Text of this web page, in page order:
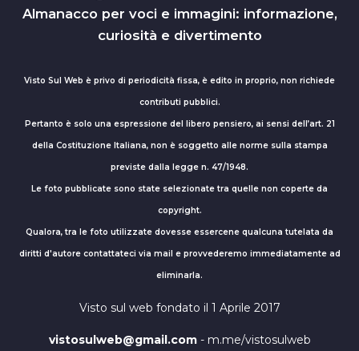
Almanacco per voci e immagini: informazione,
curiosità e divertimento
Visto Sul Web è privo di periodicità fissa, è edito in proprio, non richiede
contributi pubblici.
Pertanto è solo una espressione del libero pensiero, ai sensi dell’art. 21
della Costituzione Italiana, non è soggetto alle norme sulla stampa
previste dalla legge n. 47/1948.
Le foto pubblicate sono state selezionate tra quelle non coperte da
copyright.
Qualora, tra le foto utilizzate dovesse essercene qualcuna tutelata da
diritti d'autore contattateci via mail e provvederemo immediatamente ad
eliminarla.
Visto sul web fondato il 1 Aprile 2017
vistosulweb@gmail.com- m.me/vistosulweb